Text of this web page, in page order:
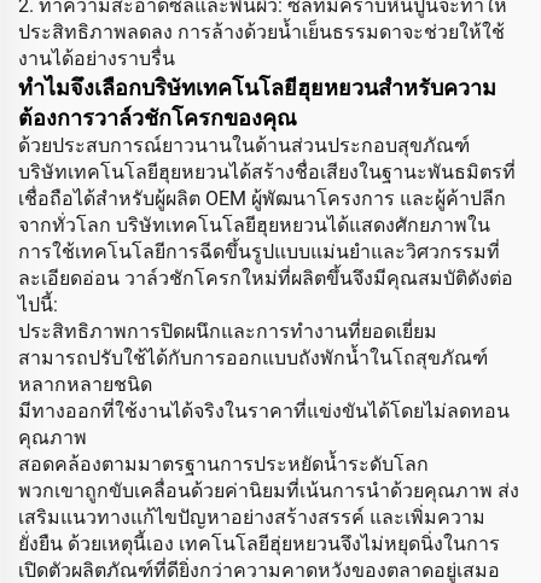
2. ทำความสะอาดซีลและพื้นผิว: ซีลที่มีคราบหินปูนจะทำให้
ประสิทธิภาพลดลง การล้างด้วยน้ำเย็นธรรมดาจะช่วยให้ใช้
งานได้อย่างราบรื่น
ทำไมจึงเลือกบริษัทเทคโนโลยีฮุยหยวนสำหรับความ
ต้องการวาล์วชักโครกของคุณ
ด้วยประสบการณ์ยาวนานในด้านส่วนประกอบสุขภัณฑ์
บริษัทเทคโนโลยีฮุยหยวนได้สร้างชื่อเสียงในฐานะพันธมิตรที่
เชื่อถือได้สำหรับผู้ผลิต OEM ผู้พัฒนาโครงการ และผู้ค้าปลีก
จากทั่วโลก บริษัทเทคโนโลยีฮุยหยวนได้แสดงศักยภาพใน
การใช้เทคโนโลยีการฉีดขึ้นรูปแบบแม่นยำและวิศวกรรมที่
ละเอียดอ่อน วาล์วชักโครกใหม่ที่ผลิตขึ้นจึงมีคุณสมบัติดังต่อ
ไปนี้:
ประสิทธิภาพการปิดผนึกและการทำงานที่ยอดเยี่ยม
สามารถปรับใช้ได้กับการออกแบบถังพักน้ำในโถสุขภัณฑ์
หลากหลายชนิด
มีทางออกที่ใช้งานได้จริงในราคาที่แข่งขันได้โดยไม่ลดทอน
คุณภาพ
สอดคล้องตามมาตรฐานการประหยัดน้ำระดับโลก
พวกเขาถูกขับเคลื่อนด้วยค่านิยมที่เน้นการนำด้วยคุณภาพ ส่ง
เสริมแนวทางแก้ไขปัญหาอย่างสร้างสรรค์ และเพิ่มความ
ยั่งยืน ด้วยเหตุนี้เอง เทคโนโลยีฮุ่ยหยวนจึงไม่หยุดนิ่งในการ
เปิดตัวผลิตภัณฑ์ที่ดียิ่งกว่าความคาดหวังของตลาดอยู่เสมอ